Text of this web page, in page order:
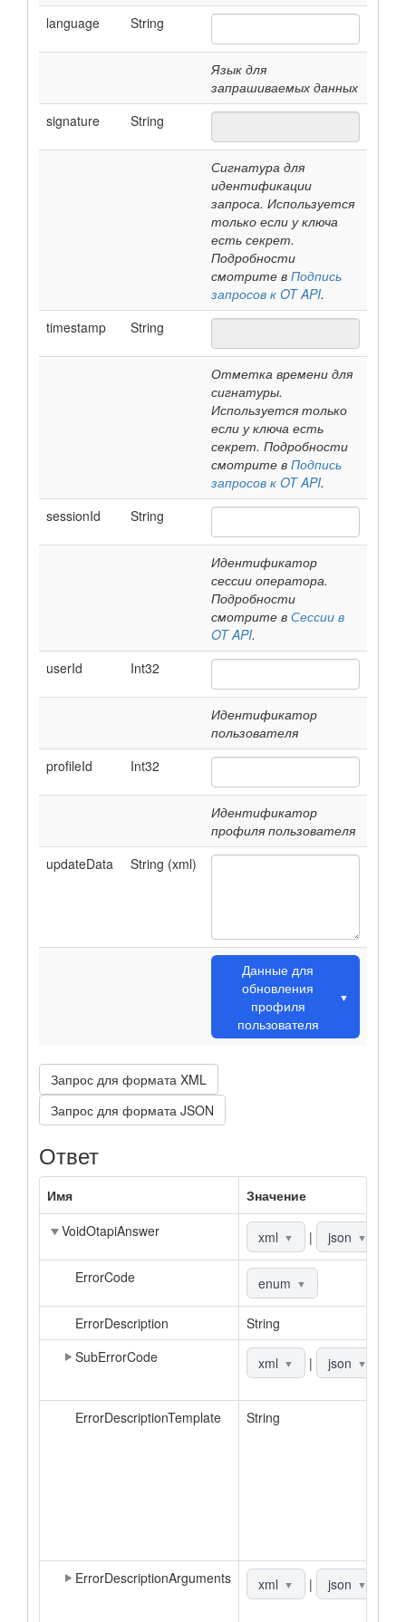
language
String
Язык для
запрашиваемых данных
signature
String
Сигнатура для
идентификации
запроса. Используется
только если у ключа
есть секрет.
Подробности
смотрите в Подпись
запросов к OT API.
timestamp
String
Отметка времени для
сигнатуры.
Используется только
если у ключа есть
секрет. Подробности
смотрите в Подпись
запросов к OT API.
sessionId
String
Идентификатор
сессии оператора.
Подробности
смотрите в Сессии в
OT API.
userId
Int32
Идентификатор
пользователя
profileId
Int32
Идентификатор
профиля пользователя
updateData
String (xml)
Данные для
обновления
профиля
пользователя
▼
Запрос для формата XML
Запрос для формата JSON
Ответ
Имя Значение
VoidOtapiAnswer
xml ▼ | json ▼
ErrorCode enum ▼
ErrorDescription String
SubErrorCode
xml ▼ | json ▼
ErrorDescriptionTemplate String
ErrorDescriptionArguments
xml ▼ | json ▼